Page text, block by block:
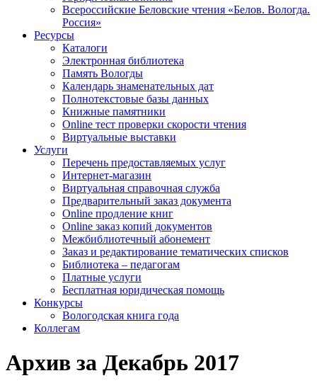
Всероссийские Беловские чтения «Белов. Вологда.
Россия»
Ресурсы
Каталоги
Электронная библиотека
Память Вологды
Календарь знаменательных дат
Полнотекстовые базы данных
Книжные памятники
Online тест проверки скорости чтения
Виртуальные выставки
Услуги
Перечень предоставляемых услуг
Интернет-магазин
Виртуальная справочная служба
Предварительный заказ документа
Online продление книг
Online заказ копий документов
Межбиблиотечный абонемент
Заказ и редактирование тематических списков
Библиотека – педагогам
Платные услуги
Бесплатная юридическая помощь
Конкурсы
Вологодская книга года
Коллегам
Архив за Декабрь 2017